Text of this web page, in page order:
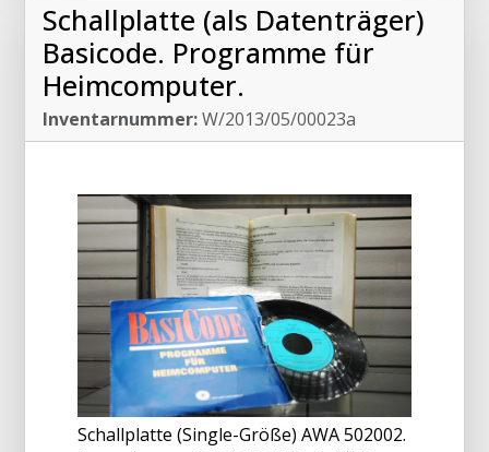
Schallplatte (als Datenträger)
Basicode. Programme für
Heimcomputer.
Inventarnummer:W/2013/05/00023a
Schallplatte (Single-Größe) AWA 502002.